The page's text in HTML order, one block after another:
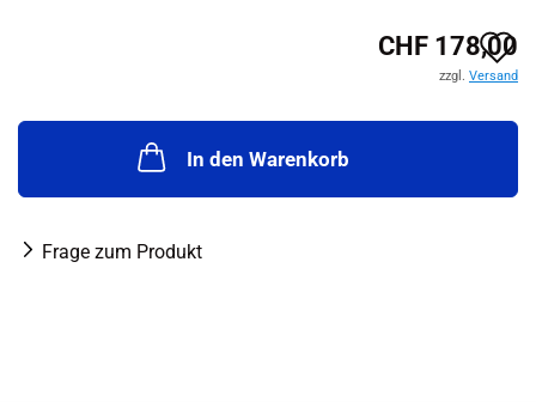
CHF 178,00
zzgl. Versand
In den Warenkorb
Frage zum Produkt